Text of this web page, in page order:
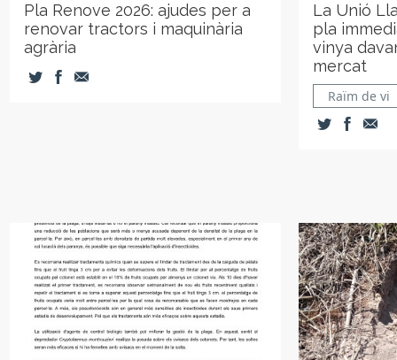
Pla Renove 2026: ajudes per a
renovar tractors i maquinària
agrària
La Unió
pla
vinya
mercat
Raïm de vi